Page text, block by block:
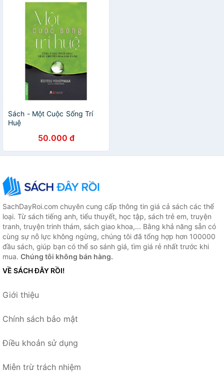
Sách - Một Cuộc Sống Trí
Huệ
50.000 đ
SachDayRoi.com chuyên cung cấp thông tin giá cả sách các thể
loại. Từ sách tiếng anh, tiểu thuyết, học tập, sách trẻ em, truyện
tranh, truyện trinh thám, sách giao khoa,... Bằng khả năng sẵn có
cùng sự nỗ lực không ngừng, chúng tôi đã tổng hợp hơn 100000
đầu sách, giúp bạn có thể so sánh giá, tìm giá rẻ nhất trước khi
mua. Chúng tôi không bán hàng.
VỀ SÁCH ĐÂY RỒI!
Giới thiệu
Chính sách bảo mật
Điều khoản sử dụng
Miễn trừ trách nhiệm